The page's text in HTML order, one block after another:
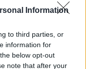
Information
to third parties, or
information for
below opt-out
note that after your
dvigubas
vėrinys,
dantų,
plokštelių